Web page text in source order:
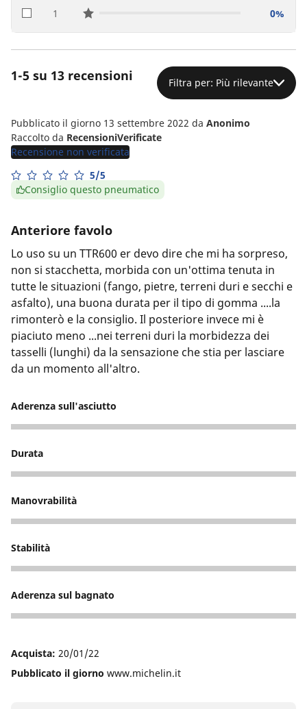
1star reviews 0%
1-5 su 13 recensioni Filtra per: Più rilevante
Pubblicato il giorno 13 settembre 2022 da Anonimo
Raccolto da RecensioniVerificate
Recensione non verificata
5/5
Consiglio questo pneumatico
Anteriore favolo
Lo uso su un TTR600 er devo dire che mi ha sorpreso,
non si stacchetta, morbida con un'ottima tenuta in
tutte le situazioni (fango, pietre, terreni duri e secchi e
asfalto), una buona durata per il tipo di gomma ....la
rimonterò e la consiglio. Il posteriore invece mi è
piaciuto meno ...nei terreni duri la morbidezza dei
tasselli (lunghi) da la sensazione che stia per lasciare
da un momento all'altro.
Aderenza sull'asciutto
5
Durata
5
Manovrabilità
5
Stabilità
5
Aderenza sul bagnato
5
Acquista: 20/01/22
Pubblicato il giorno www.michelin.it